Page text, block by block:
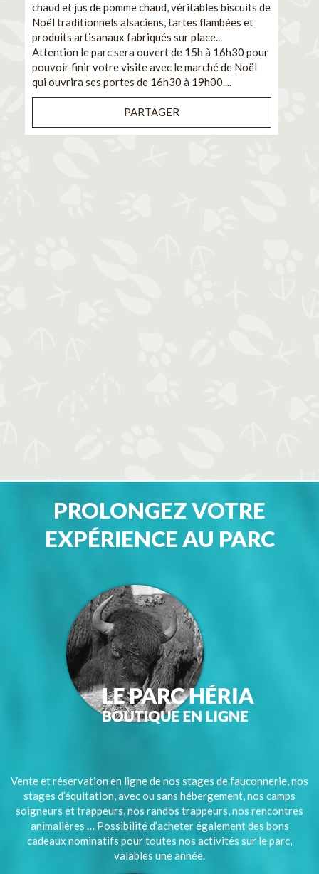
chaud et jus de pomme chaud, véritables biscuits de
Noël traditionnels alsaciens, tartes flambées et
produits artisanaux fabriqués sur place...
Attention le parc sera ouvert de 15h à 16h30 pour
pouvoir finir votre visite avec le marché de Noël
qui ouvrira ses portes de 16h30 à 19h00....
PARTAGER
PROLONGEZ VOTRE
EXPÉRIENCE AU PARC
Vente et réservation en ligne de nos stages de fauconnerie, nos
stages d’équitation, avec ou sans hébergement, nos camps
soigneurs et trappeurs, nos randos trappeurs, nos rencontres
animalières … Possibilité d’acheter également des bons
cadeaux nominatifs pour toutes nos activités sur le parc,
valables une année.